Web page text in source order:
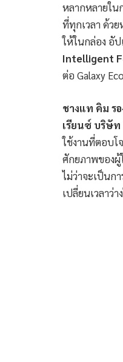
หลากหลายใน
ที่ทุกเวลา ด้ว
ให้ในกล่อง อั
Intelligent
ต่อ Galaxy
ชางแท คิม ร
เรียนซ์ บริษั
ใช้งานที่ตอบโ
ศักยภาพของผู้
ไม่ว่าจะเป็นก
เปลี่ยนเวลาว่